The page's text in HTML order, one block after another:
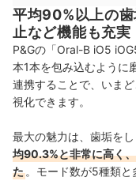
平均90%以上の
止など機能も充実
P&Gの「Oral-B iO5
本1本を包み込むように
連携することで、いま
視化できます。
最大の魅力は、歯垢をし
均90.3%と非常に高く
た 。モード数が5種類